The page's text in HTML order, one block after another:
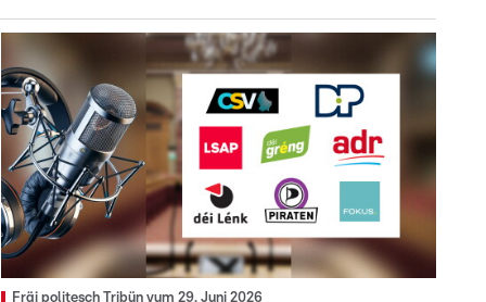
Fräi politesch Tribün vum 29. Juni 2026